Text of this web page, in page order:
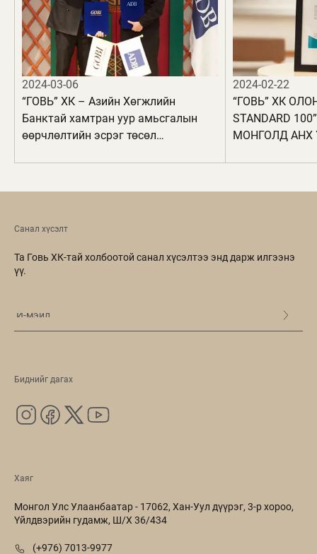
2024-03-06
“ГОВЬ” ХК – Азийн Хөгжлийн
Банктай хамтран уур амьсгалын
өөрчлөлтийн эсрэг төсөл
2024-02-22
“ГОВЬ” ХК
STANDARD
МОНГОЛД АНХ
Хаяг
Монгол Улс Улаанбаатар - 17062, Хан-Уул дүүрэг, 3-р хороо,
Үйлдвэрийн гудамж, Ш/Х 36/434
(+976) 7013-9977
Санал хүсэлт
Та Говь ХК-тай холбоотой санал хүсэлтээ энд дарж илгээнэ
үү.
Биднийг дагах